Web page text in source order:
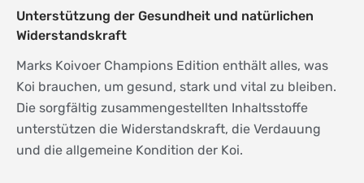
Unterstützung der Gesundheit und natürlichen
Widerstandskraft
Marks Koivoer Champions Edition enthält alles, was
Koi brauchen, um gesund, stark und vital zu bleiben.
Die sorgfältig zusammengestellten Inhaltsstoffe
unterstützen die Widerstandskraft, die Verdauung
und die allgemeine Kondition der Koi.